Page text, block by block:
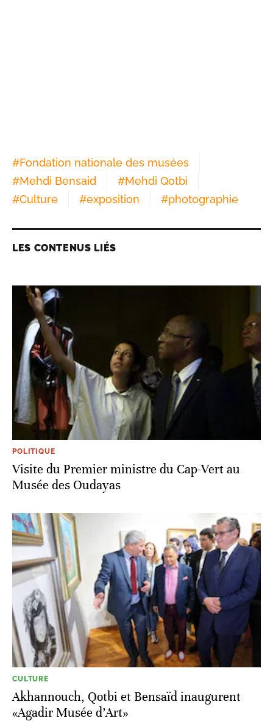
#Fondation nationale des musées
#Mehdi Bensaid #Mehdi Qotbi
#Culture #exposition #photographie
LES CONTENUS LIÉS
POLITIQUE
Visite du Premier ministre du Cap-Vert au
Musée des Oudayas
CULTURE
Akhannouch, Qotbi et Bensaïd inaugurent
«Agadir Musée d’Art»